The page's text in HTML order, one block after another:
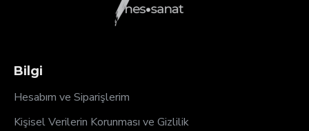
Bilgi
Hesabım ve Siparişlerim
Kişisel Verilerin Korunması ve Gizlilik